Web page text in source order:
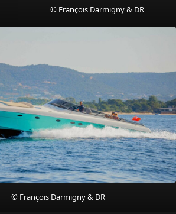
© François Darmigny & DR
© François Darmigny & DR